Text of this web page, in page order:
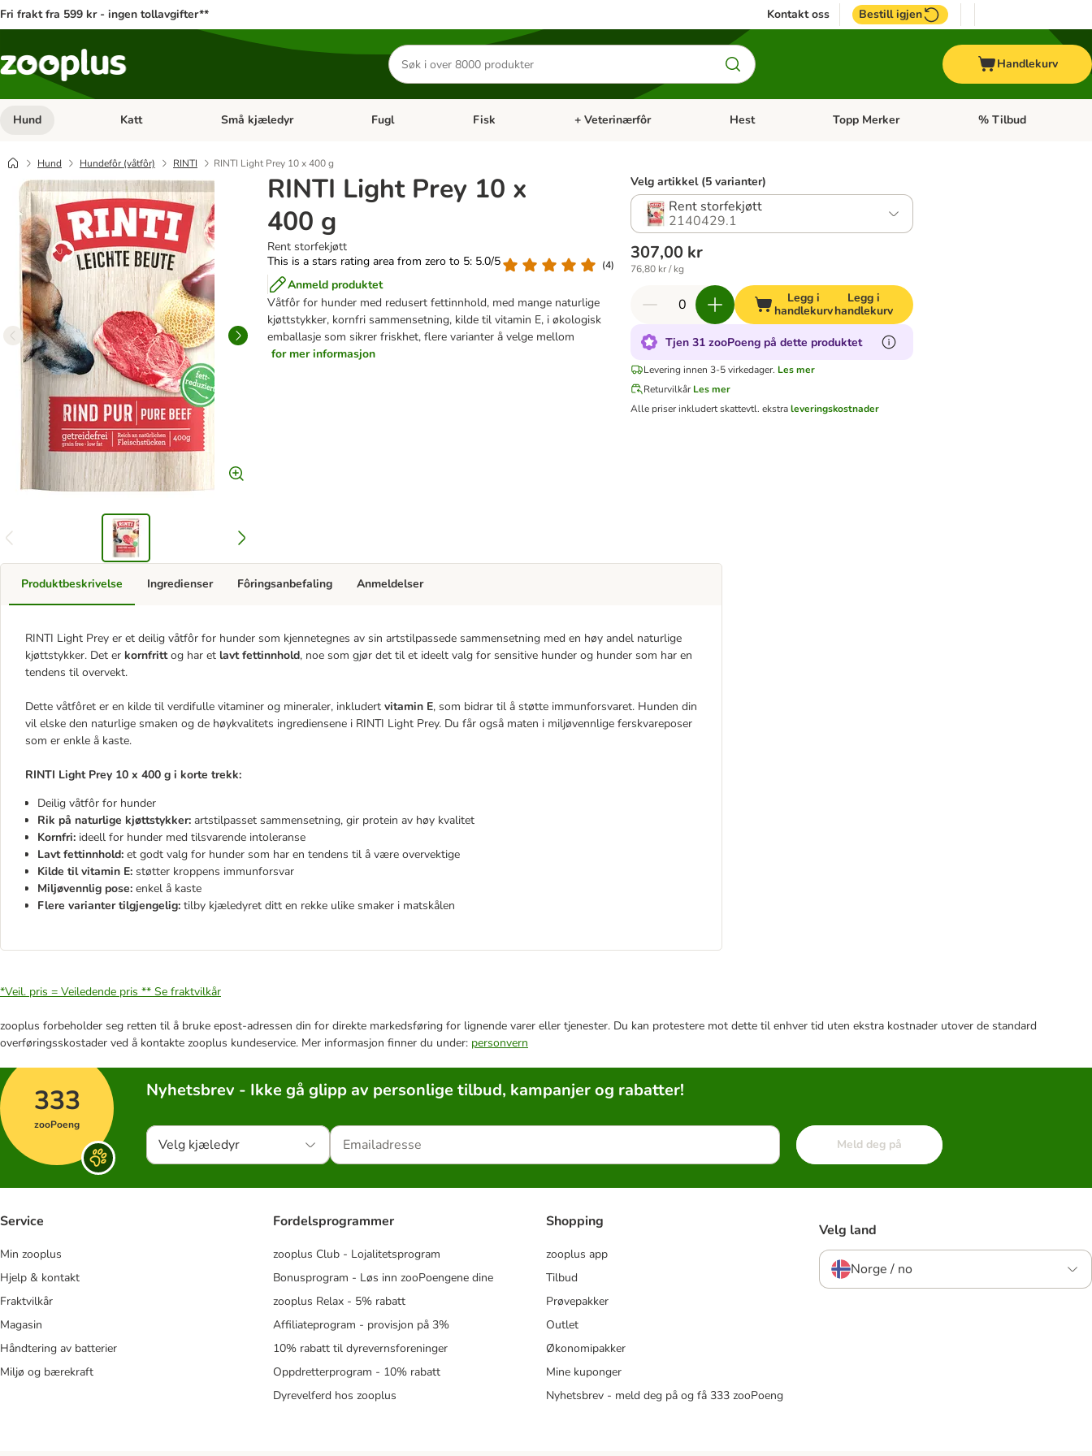
Fri frakt fra 599 kr - ingen tollavgifter** Kontakt oss Bestill igjen
Søk
etter
produkter
Handlekurv
Hund Åpne kategorimeny: Hund
Katt Åpne kategorimeny: Katt
Små kjæledyr Åpne kategorimeny: Små kjæledyr
Fugl Åpne kategorimeny: Fugl
Fisk Åpne kategorimeny: Fisk
+ Veterinærfôr Åpne kategorimeny: + Veterinærfôr
Hest Åpne kategorimeny: Hest
Topp Merker Åpne kategorimeny:
% Tilbud
Hund Hundefôr (våtfôr) RINTI RINTI Light Prey 10 x 400 g
RINTI Light Prey 10 x
400 g
Rent storfekjøtt
This is a stars rating area from zero to 5: 5.0/5
(4)
Anmeld produktet
Våtfôr for hunder med redusert fettinnhold, med mange naturlige
kjøttstykker, kornfri sammensetning, kilde til vitamin E, i økologisk
emballasje som sikrer friskhet, flere varianter å velge mellom
for mer informasjon
Velg artikkel (5 varianter)
Rent storfekjøtt
2140429.1
307,00 kr
76,80 kr / kg
Legg i
handlekurv
Legg i
handlekurv
Tjen 31 zooPoeng på dette produktet
Levering innen 3-5 virkedager. Les mer
Returvilkår Les mer
Alle priser inkludert skattevtl. ekstraleveringskostnader
Produktbeskrivelse
RINTI Light Prey er et deilig våtfôr for hunder som kjennetegnes av sin artstilpassede sammensetning med en høy andel naturlige
kjøttstykker. Det er kornfrittog har et lavt fettinnhold, noe som gjør det til et ideelt valg for sensitive hunder og hunder som har en
tendens til overvekt.
Dette våtfôret er en kilde til verdifulle vitaminer og mineraler, inkludert vitamin E, som bidrar til å støtte immunforsvaret. Hunden din
vil elske den naturlige smaken og de høykvalitets ingrediensene i RINTI Light Prey. Du får også maten i miljøvennlige ferskvareposer
som er enkle å kaste.
RINTI Light Prey 10 x 400 g i korte trekk:
Deilig våtfôr for hunder
Rik på naturlige kjøttstykker: artstilpasset sammensetning, gir protein av høy kvalitet
Kornfri: ideell for hunder med tilsvarende intoleranse
Lavt fettinnhold: et godt valg for hunder som har en tendens til å være overvektige
Kilde til vitamin E: støtter kroppens immunforsvar
Miljøvennlig pose: enkel å kaste
Flere varianter tilgjengelig: tilby kjæledyret ditt en rekke ulike smaker i matskålen
Ingredienser Fôringsanbefaling Anmeldelser
*Veil. pris = Veiledende pris ** Se fraktvilkår
zooplus forbeholder seg retten til å bruke epost-adressen din for direkte markedsføring for lignende varer eller tjenester. Du kan protestere mot dette til enhver tid uten ekstra kostnader utover de standard
overføringsskostader ved å kontakte zooplus kundeservice. Mer informasjon finner du under: personvern
333
zooPoeng
Nyhetsbrev - Ikke gå glipp av personlige tilbud, kampanjer og rabatter!
Velg kjæledyr Meld deg på
Service
Min zooplus
Hjelp & kontakt
Fraktvilkår
Magasin
Håndtering av batterier
Miljø og bærekraft
Fordelsprogrammer
zooplus Club - Lojalitetsprogram
Bonusprogram - Løs inn zooPoengene dine
zooplus Relax - 5% rabatt
Affiliateprogram - provisjon på 3%
10% rabatt til dyrevernsforeninger
Oppdretterprogram - 10% rabatt
Dyrevelferd hos zooplus
Shopping
zooplus app
Tilbud
Prøvepakker
Outlet
Økonomipakker
Mine kuponger
Nyhetsbrev - meld deg på og få 333 zooPoeng
Velg land
Norge / no